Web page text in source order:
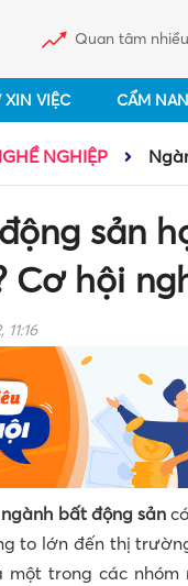
Quan tâm
XIN VIỆC CẨM
NGHIỆP
sản
Cơ hội
ngành bất động sản
to lớn đến thị
trong các